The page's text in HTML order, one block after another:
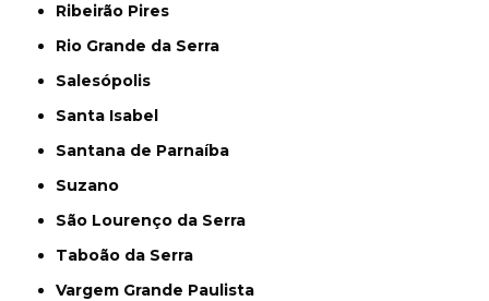
Ribeirão Pires
Rio Grande da Serra
Salesópolis
Santa Isabel
Santana de Parnaíba
Suzano
São Lourenço da Serra
Taboão da Serra
Vargem Grande Paulista